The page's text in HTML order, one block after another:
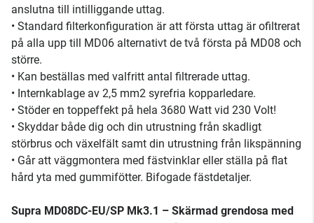
anslutna till intilliggande uttag.
• Standard filterkonfiguration är att första uttag är ofiltrerat
på alla upp till MD06 alternativt de två första på MD08 och
större.
• Kan beställas med valfritt antal filtrerade uttag.
• Internkablage av 2,5 mm2 syrefria kopparledare.
• Stöder en toppeffekt på hela 3680 Watt vid 230 Volt!
• Skyddar både dig och din utrustning från skadligt
störbrus och växelfält samt din utrustning från likspänning
• Går att väggmontera med fästvinklar eller ställa på flat
hård yta med gummifötter. Bifogade fästdetaljer.
Supra MD08DC-EU/SP Mk3.1 – Skärmad grendosa med